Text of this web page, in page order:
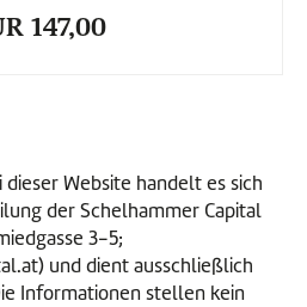
147,00
Website handelt es sich
der Schelhammer Capital
3-5;
und dient ausschließlich
Informationen stellen kein